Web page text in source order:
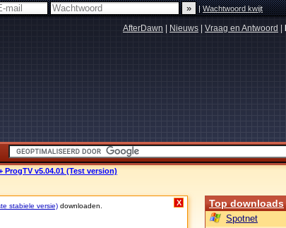
|Wachtwoord kwijt
AfterDawn Nieuws Vraag en Antwoord
ProgTV v5.04.01 (Test version)
stabiele versie) downloaden.
X Top downloads
Spotnet